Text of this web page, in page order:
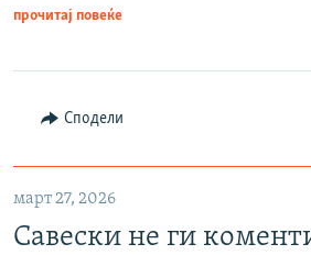
прочитај повеќе
Сподели
март 27, 2026
Савески не ги